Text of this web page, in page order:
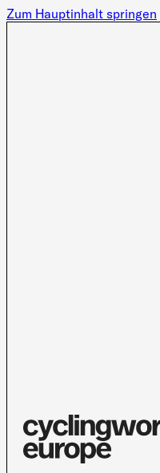
Zum Hauptinhalt springen